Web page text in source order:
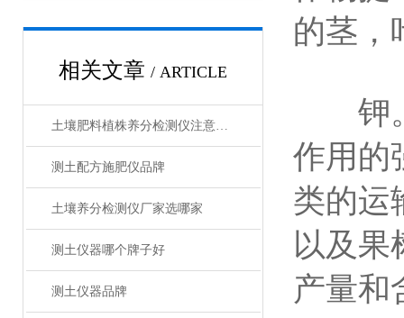
相关文章 / ARTICLE
土壤肥料植株养分检测仪注意事项
测土配方施肥仪品牌
土壤养分检测仪厂家选哪家
测土仪器哪个牌子好
测土仪器品牌
的茎，
钾。
作用的
类的运
以及果
产量和